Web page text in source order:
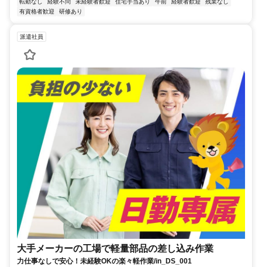
有資格者歓迎
研修あり
派遣社員
大手メーカーの工場で軽量部品の差し込み作業
力仕事なしで安心！未経験OKの楽々軽作業/in_DS_001